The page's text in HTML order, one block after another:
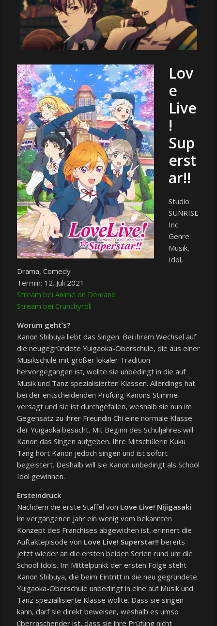
Lov
e
Live
!
Sup
erst
ar!!
Studio:
SUNRISE
Inc.
Genre:
Musik,
Idol,
Drama, Comedy
Termin: 12. Juli 2021
Stream bei Anime on Demand
Stream bei Crunchyroll
Worum geht’s?
Kanon Shibuya liebt das Singen. Bei ihrem Wechsel auf
die neugegründete Yuigaoka-Oberschule, die aus einer
Musikschule mit großer lokaler Tradition
hervorgegangen ist, wollte sie unbedingt in die auf
Musik und Tanz spezialisierten Klassen. Allerdings hat
bei der entscheidenden Prüfung Kanons Stimme
versagt und sie ist durchgefallen, weshalb sie nun im
Gegensatz zu ihrer Freundin Chi eine normale Klasse
der Yuigaoka besucht. Mit Beginn des Schuljahres will
Kanon das Singen aufgeben. Ihre Mitschülerin Kuku
Tang hört Kanon jedoch singen und ist sofort
begeistert. Deshalb will sie Kanon unbedingt als School
Idol gewinnen.
Ersteindruck
Nachdem die erste Staffel von Love Live! Nijigasaki
im vergangenen Jahr ein wenig vom bekannten
Konzept des Franchises abgewichen ist, erinnert die
Auftaktepisode von Love Live! Superstar!! bereits
jetzt wieder an die ersten beiden Serien rund um die
School Idols. Im Mittelpunkt der ersten Folge steht
Kanon Shibuya, die beim Eintritt in die neu gegründete
Yuigaoka-Oberschule unbedingt in eine auf Musik und
Tanz speziallisierte Klasse wollte. Dass sie singen
kann, darf sie direkt beweisen, weshalb es umso
überraschender ist, dass sie ihre Prüfung nicht